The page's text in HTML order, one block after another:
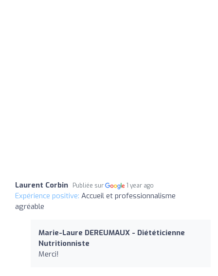
Laurent Corbin Publiée sur 1 year ago
Expérience positive: Accueil et professionnalisme
agréable
Marie-Laure DEREUMAUX - Diététicienne
Nutritionniste
Merci!